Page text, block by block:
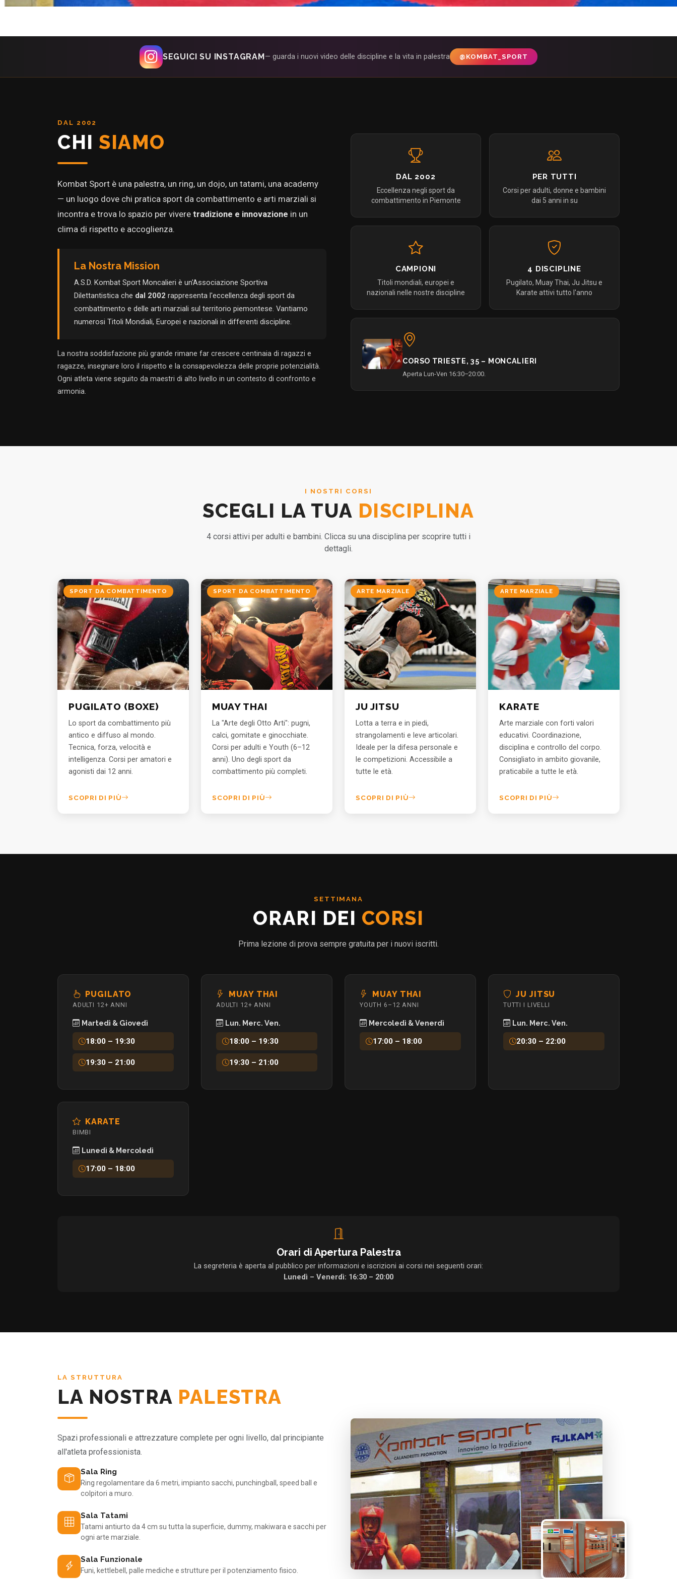
SEGUICI SU INSTAGRAM— guarda i nuovi video delle discipline e la vita in palestra @KOMBAT_SPORT
DAL 2002
CHI SIAMO
Kombat Sport è una palestra, un ring, un dojo, un tatami, una academy
— un luogo dove chi pratica sport da combattimento e arti marziali si
incontra e trova lo spazio per vivere tradizione e innovazione in un
clima di rispetto e accoglienza.
La Nostra Mission
A.S.D. Kombat Sport Moncalieri è un'Associazione Sportiva
Dilettantistica che dal 2002 rappresenta l'eccellenza degli sport da
combattimento e delle arti marziali sul territorio piemontese. Vantiamo
numerosi Titoli Mondiali, Europei e nazionali in differenti discipline.
La nostra soddisfazione più grande rimane far crescere centinaia di ragazzi e
ragazze, insegnare loro il rispetto e la consapevolezza delle proprie potenzialità.
Ogni atleta viene seguito da maestri di alto livello in un contesto di confronto e
armonia.
DAL 2002
Eccellenza negli sport da
combattimento in Piemonte
PER TUTTI
Corsi per adulti, donne e bambini
dai 5 anni in su
CAMPIONI
Titoli mondiali, europei e
nazionali nelle nostre discipline
4 DISCIPLINE
Pugilato, Muay Thai, Ju Jitsu e
Karate attivi tutto l'anno
CORSO TRIESTE, 35 – MONCALIERI
Aperta Lun-Ven 16:30–20:00.
I NOSTRI CORSI
SCEGLI LA TUA DISCIPLINA
4 corsi attivi per adulti e bambini. Clicca su una disciplina per scoprire tutti i
dettagli.
SPORT DA COMBATTIMENTO
PUGILATO (BOXE)
Lo sport da combattimento più
antico e diffuso al mondo.
Tecnica, forza, velocità e
intelligenza. Corsi per amatori e
agonisti dai 12 anni.
SCOPRI DI PIÙ
SPORT DA COMBATTIMENTO
MUAY THAI
La "Arte degli Otto Arti": pugni,
calci, gomitate e ginocchiate.
Corsi per adulti e Youth (6–12
anni). Uno degli sport da
combattimento più completi.
SCOPRI DI PIÙ
ARTE MARZIALE
JU JITSU
Lotta a terra e in piedi,
strangolamenti e leve articolari.
Ideale per la difesa personale e
le competizioni. Accessibile a
tutte le età.
SCOPRI DI PIÙ
ARTE MARZIALE
KARATE
Arte marziale con forti valori
educativi. Coordinazione,
disciplina e controllo del corpo.
Consigliato in ambito giovanile,
praticabile a tutte le età.
SCOPRI DI PIÙ
SETTIMANA
ORARI DEI CORSI
Prima lezione di prova sempre gratuita per i nuovi iscritti.
PUGILATO
ADULTI 12+ ANNI
Martedì & Giovedì
18:00 – 19:30
19:30 – 21:00
MUAY THAI
ADULTI 12+ ANNI
Lun. Merc. Ven.
18:00 – 19:30
19:30 – 21:00
MUAY THAI
YOUTH 6–12 ANNI
Mercoledì & Venerdì
17:00 – 18:00
JU JITSU
TUTTI I LIVELLI
Lun. Merc. Ven.
20:30 – 22:00
KARATE
BIMBI
Lunedì & Mercoledì
17:00 – 18:00
Orari di Apertura Palestra
La segreteria è aperta al pubblico per informazioni e iscrizioni ai corsi nei seguenti orari:
Lunedì – Venerdì: 16:30 – 20:00
LA STRUTTURA
LA NOSTRA PALESTRA
Spazi professionali e attrezzature complete per ogni livello, dal principiante
all'atleta professionista.
Sala Ring
Ring regolamentare da 6 metri, impianto sacchi, punchingball, speed ball e
colpitori a muro.
Sala Tatami
Tatami antiurto da 4 cm su tutta la superficie, dummy, makiwara e sacchi per
ogni arte marziale.
Sala Funzionale
Funi, kettlebell, palle mediche e strutture per il potenziamento fisico.